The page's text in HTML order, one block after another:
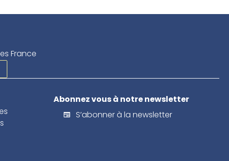
France
Abonnez vous à notre newsletter
S’abonner à la newsletter